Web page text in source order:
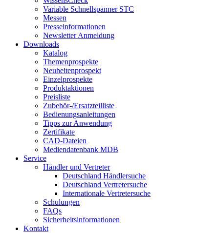
Variable Schnellspanner STC
Messen
Presseinformationen
Newsletter Anmeldung
Downloads
Katalog
Themenprospekte
Neuheitenprospekt
Einzelprospekte
Produktaktionen
Preisliste
Zubehör-/Ersatzteilliste
Bedienungsanleitungen
Tipps zur Anwendung
Zertifikate
CAD-Dateien
Mediendatenbank MDB
Service
Händler und Vertreter
Deutschland Händlersuche
Deutschland Vertretersuche
Internationale Vertretersuche
Schulungen
FAQs
Sicherheitsinformationen
Kontakt